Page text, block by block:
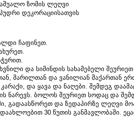
ზომის ლეღვი
დეკორაციისათვის
ჩაფინეთ.
და სიმინდის სახამებელი
მარილთან და ვანილიან შაქართან
და ყავა და ნაღები. შემდეგ
ნარევს. ბოლოს შეურიეთ სოდაც და
გადაასწორეთ და ზედაპირზე ლეღვი
დაახლოებით 30 წუთის განმავლობაში.